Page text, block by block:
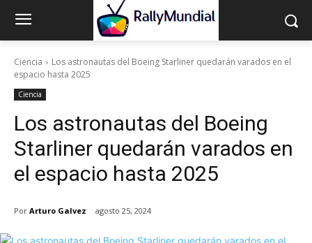
Ciencia
Los astronautas del Boeing Starliner quedarán varados en el
espacio hasta 2025
Ciencia
Los astronautas del Boeing
Starliner quedarán varados en
el espacio hasta 2025
Por Arturo Galvez agosto 25, 2024